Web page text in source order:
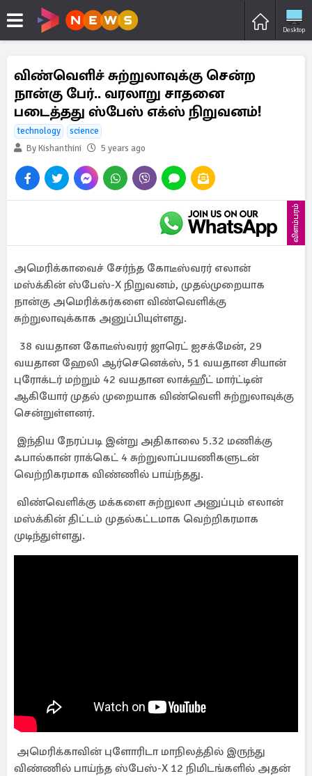
Desktop
விண்வெளிச் சுற்றுலாவுக்கு சென்ற
நான்கு பேர்.. வரலாறு சாதனை
படைத்தது ஸ்பேஸ் எக்ஸ் நிறுவனம்!
technology
science
By Kishanthini
5 years ago
விளம்பரம்
அமெரிக்காவைச் சேர்ந்த கோடீஸ்வரர் எலான்
மஸ்க்கின் ஸ்பேஸ்-X நிறுவனம், முதல்முறையாக
நான்கு அமெரிக்கர்களை விண்வெளிக்கு
சுற்றுலாவுக்காக அனுப்பியுள்ளது.
38 வயதான கோடீஸ்வரர் ஜாரெட் ஐசக்மேன், 29
வயதான ஹேலி ஆர்செனெக்ஸ், 51 வயதான சியான்
புரோக்டர் மற்றும் 42 வயதான லாக்ஹீட் மார்ட்டின்
ஆகியோர் முதல் முறையாக விண்வெளி சுற்றுலாவுக்கு
சென்றுள்ளனர்.
இந்திய நேரப்படி இன்று அதிகாலை 5.32 மணிக்கு
ஃபால்கான் ராக்கெட் 4 சுற்றுலாப்பயணிகளுடன்
வெற்றிகரமாக விண்ணில் பாய்ந்தது.
விண்வெளிக்கு மக்களை சுற்றுலா அனுப்பும் எலான்
மஸ்க்கின் திட்டம் முதல்கட்டமாக வெற்றிகரமாக
முடிந்துள்ளது.
அமெரிக்காவின் புளோரிடா மாநிலத்தில் இருந்து
விண்ணில் பாய்ந்த ஸ்பேஸ்-X 12 நிமிடங்களில் அதன்